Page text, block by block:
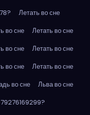
Летать во сне
во сне
Летать во сне
во сне
Летать во сне
во сне
Летать во сне
во сне
Льва во сне